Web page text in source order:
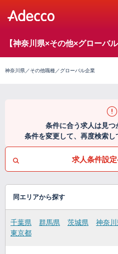
【神奈川県×その他×グローバ
神奈川県／その他職種／グローバル企業
条件に合う求人は見つ
条件を変更して、再度検索し
求人条件設
同エリアから探す
千葉県 群馬県 茨城県 神奈
東京都